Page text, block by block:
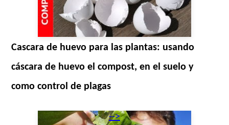
Cascara de huevo para las plantas: usando
cáscara de huevo el compost, en el suelo y
como control de plagas
-->